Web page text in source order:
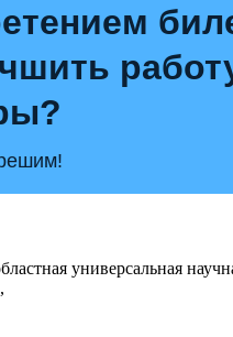
универсальная